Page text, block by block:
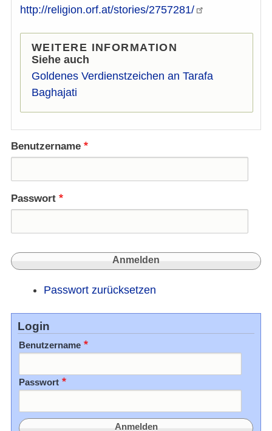
http://religion.orf.at/stories/2757281/
WEITERE INFORMATION
Siehe auch
Goldenes Verdienstzeichen an Tarafa
Baghajati
Benutzername
Passwort
Passwort zurücksetzen
Login
Benutzername
Passwort